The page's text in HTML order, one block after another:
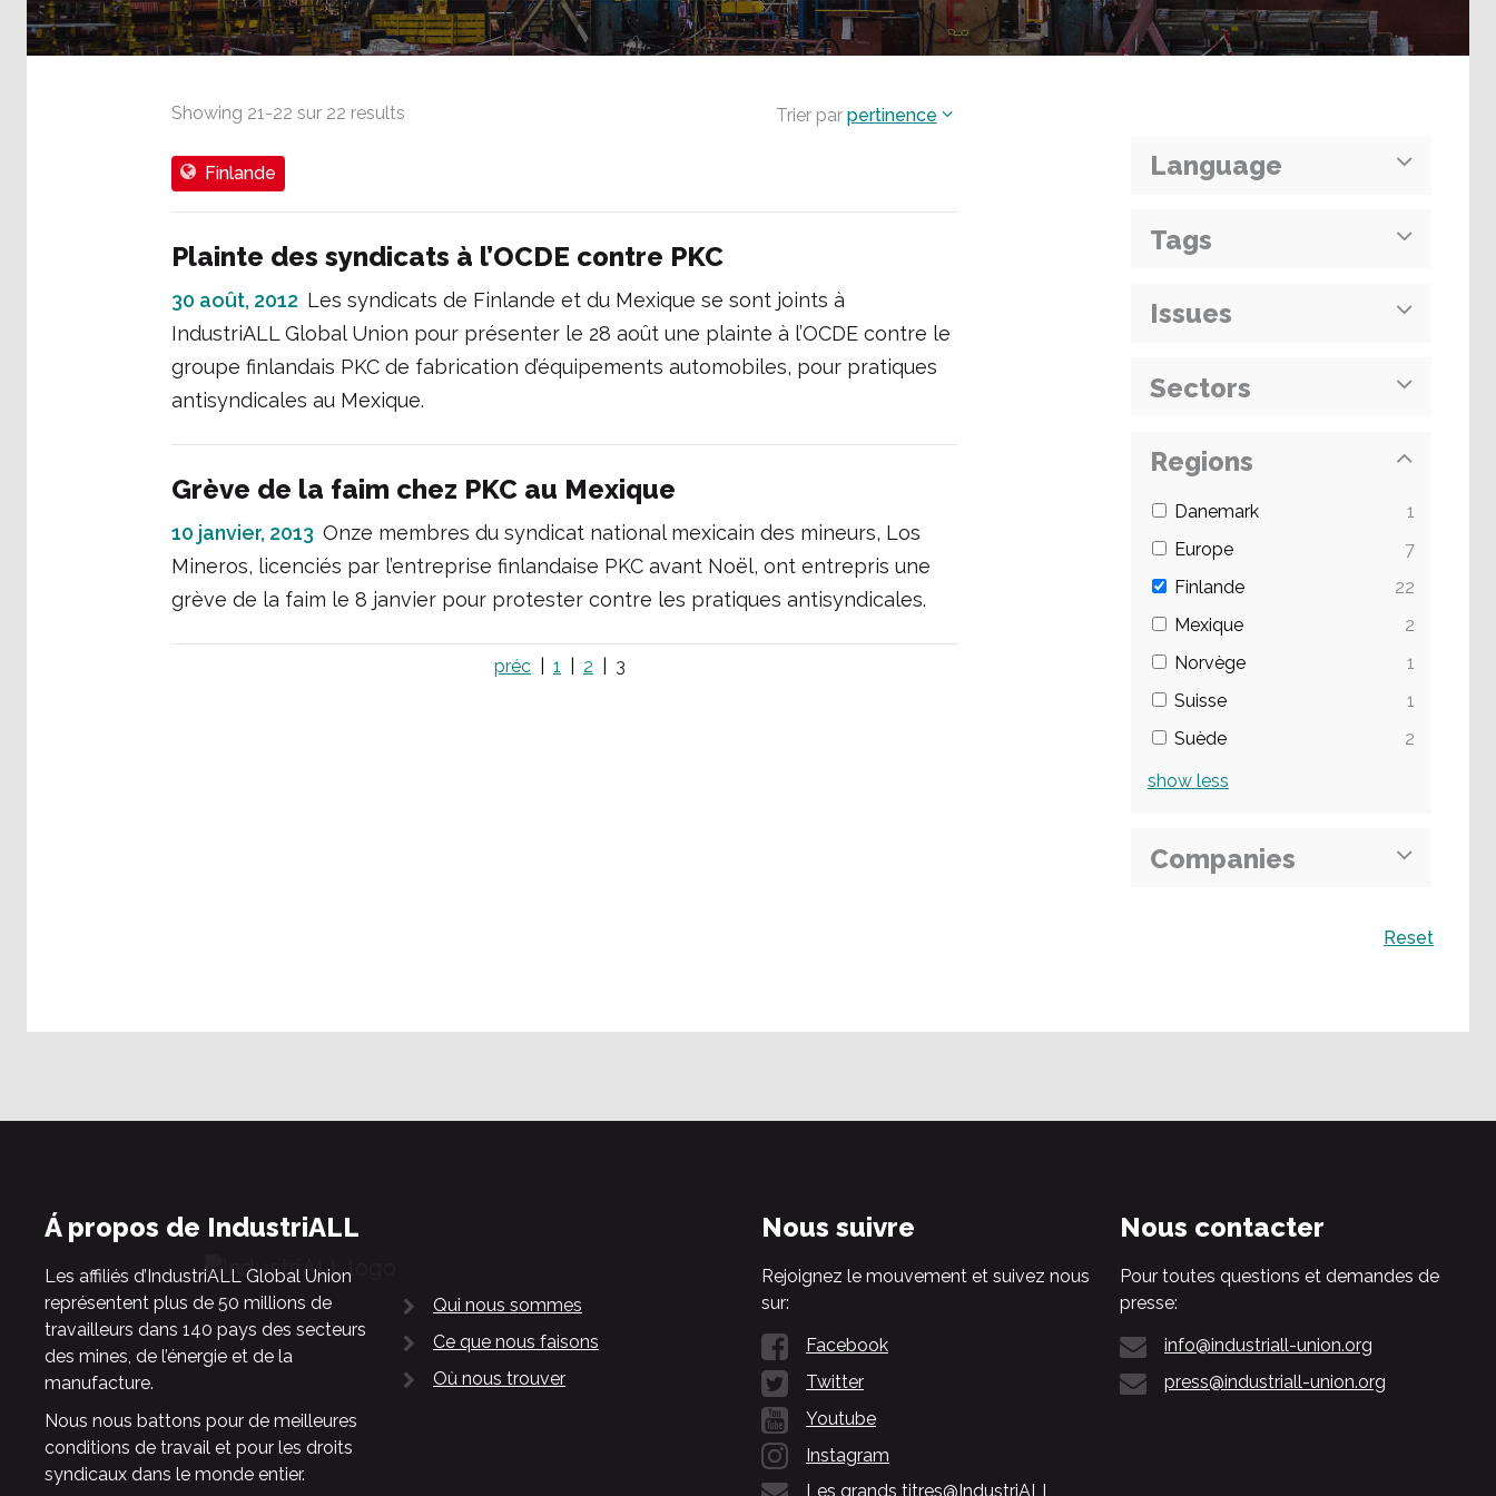
Showing 21-22 sur 22 results Trier par pertinence
Finlande
Plainte des syndicats à l’OCDE contre PKC
30 août, 2012 Les syndicats de Finlande et du Mexique se sont joints à
IndustriALL Global Union pour présenter le 28 août une plainte à l’OCDE contre le
groupe finlandais PKC de fabrication d’équipements automobiles, pour pratiques
antisyndicales au Mexique.
Grève de la faim chez PKC au Mexique
10 janvier, 2013 Onze membres du syndicat national mexicain des mineurs, Los
Mineros, licenciés par l’entreprise finlandaise PKC avant Noël, ont entrepris une
grève de la faim le 8 janvier pour protester contre les pratiques antisyndicales.
préc 1 2 3
Language
Tags
Issues
Sectors
Regions
Danemark
1
Europe
7
Finlande
22
Mexique
2
Norvège
1
Suisse
1
Suède
2
show less
Companies
Reset
Á propos de IndustriALL
Les affiliés d’IndustriALL Global Union
représentent plus de 50 millions de
travailleurs dans 140 pays des secteurs
des mines, de l’énergie et de la
manufacture.
Nous nous battons pour de meilleures
conditions de travail et pour les droits
syndicaux dans le monde entier.
Qui nous sommes
Ce que nous faisons
Où nous trouver
Nous suivre
Rejoignez le mouvement et suivez nous
sur:
Facebook
Twitter
Youtube
Instagram
Les grands titres@IndustriALL
Nous contacter
Pour toutes questions et demandes de
presse:
info@industriall-union.org
press@industriall-union.org